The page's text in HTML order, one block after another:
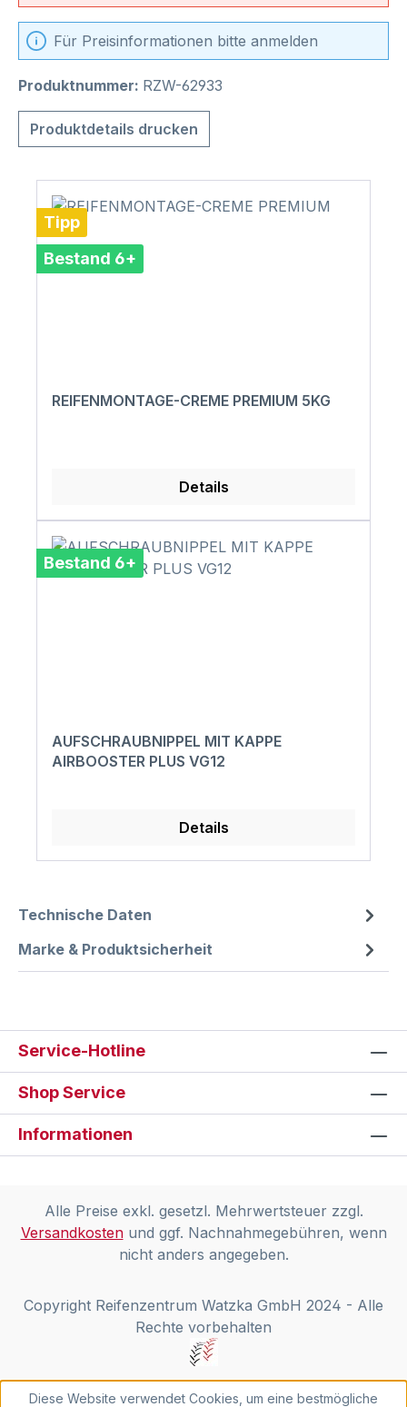
Für Preisinformationen bitte anmelden
Produktnummer: RZW-62933
Produktdetails drucken
Tipp
Bestand 6+
REIFENMONTAGE-CREME PREMIUM 5KG
Details
Bestand 6+
AUFSCHRAUBNIPPEL MIT KAPPE
AIRBOOSTER PLUS VG12
Details
Technische Daten
Marke & Produktsicherheit
Service-Hotline
Shop Service
Informationen
Alle Preise exkl. gesetzl. Mehrwertsteuer zzgl.
Versandkostenund ggf. Nachnahmegebühren, wenn
nicht anders angegeben.
Copyright Reifenzentrum Watzka GmbH 2024 - Alle
Rechte vorbehalten
Diese Website verwendet Cookies, um eine bestmögliche